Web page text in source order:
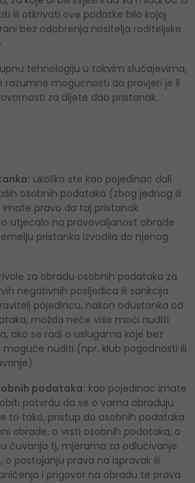
ili otkrivati ​​ove podatke bilo kojoj
bez odobrenja nositelja roditeljske
tehnologiju u takvim slučajevima,
razumne mogućnosti da provjeri je li
za dijete dao pristanak.
ukoliko ste kao pojedinac dali
osobnih podataka (zbog jednog ili
pravo da taj pristanak
utjecalo na pravovaljanost obrade
pristanka izvodila do njenog
za obradu osobnih podataka za
negativnih posljedica ili sankcija.
pojedincu, nakon odustanka od
možda neće više moći nuditi
ako se radi o uslugama koje bez
nuditi (npr. klub pogodnosti ili
podataka: kao pojedinac imate
potvrdu da se o vama obrađuju
to tako, pristup do osobnih podataka
obrade, o vrsti osobnih podataka, o
čuvanja tj, mjerama za odlučivanje
o postojanju prava na ispravak ili
i prigovor na obradu te prava